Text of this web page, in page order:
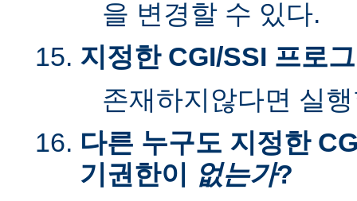
을 변경할 수 있다.
지정한 CGI/SSI 프로
존재하지않다면 실
다른 누구도 지정한
기권한이
없는가?